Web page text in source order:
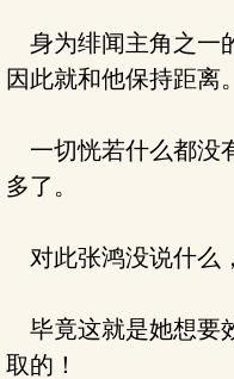
身为绯闻主角之一
因此就和他保持距离。
一切恍若什么都没
多了。
对此张鸿没说什么
毕竟这就是她想要
取的！